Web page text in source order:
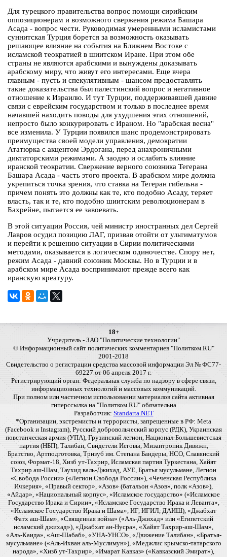
Для турецкого правительства вопрос помощи сирийским
оппозиционерам и возможного свержения режима Башара
Асада - вопрос чести. Руководимая умеренными исламистами
суннитская Турция борется за возможность оказывать
решающее влияние на события на Ближнем Востоке с
исламской теократией в шиитском Иране. При этом обе
страны не являются арабскими и вынуждены доказывать
арабскому миру, что живут его интересами. Еще вчера
главным - пусть и спекулятивным - шансом предоставлять
такие доказательства был палестинский вопрос и негативное
отношение к Израилю. И тут Турции, поддерживавшей давние
связи с еврейским государством и только в последнее время
начавшей находить поводы для ухудшения этих отношений,
непросто было конкурировать с Ираном. Но "арабская весна"
все изменила. У Турции появился шанс продемонстрировать
преимущества своей модели управления, демократии
Ататюрка с акцентом Эрдогана, перед анахроничными
диктаторскими режимами. А заодно и ослабить влияние
иранской теократии. Свержение верного союзника Тегерана
Башара Асада - часть этого проекта. В арабском мире должна
укрепиться точка зрения, что ставка на Тегеран гибельна -
причем понять это должны как те, кто подобно Асаду, теряет
власть, так и те, кто подобно шиитским революционерам в
Бахрейне, пытается ее завоевать.
В этой ситуации Россия, чей министр иностранных дел Сергей
Лавров осудил позицию ЛАГ, призвав отойти от ультиматумов
и перейти к решению ситуации в Сирии политическими
методами, оказывается в логическом одиночестве. Спору нет,
режим Асада - давний союзник Москвы. Но в Турции и в
арабском мире Асада воспринимают прежде всего как
иранскую креатуру.
18+
Учредитель - ЗАО "Политические технологии"
© Информационный сайт политических комментариев "Политком.RU"
2001-2018
Свидетельство о регистрации средства массовой информации Эл № ФС77-
69227 от 06 апреля 2017 г.
Регистрирующий орган: Федеральная служба по надзору в сфере связи,
информационных технологий и массовых коммуникаций.
При полном или частичном использовании материалов сайта активная
гиперссылка на "Политком.RU" обязательна
Разработчик: Standarta.NET
*Организации, экстремисты и террористы, запрещенные в РФ: Meta
(Facebook и Instagram), Русский добровольческий корпус (РДК), Украинская
повстанческая армия (УПА), Грузинский легион, Национал-Большевистская
партия (НБП), Талибан, Свидетели Иеговы, Мизантропик Дивижн,
Братство, Артподготовка, Тризуб им. Степана Бандеры, НСО, Славянский
союз, Формат-18, Хизб ут-Тахрир, Исламская партия Туркестана, Хайят
Тахрир аш-Шам, Таухид валь-Джихад, АУЕ, Братья мусульмане, Легион
«Свобода России» («Легион Свобода России»), «Чеченская Республика
Ичкерия», «Правый сектор», «Азов» (батальон «Азов», полк «Азов»),
«Айдар», «Национальный корпус», «Исламское государство» («Исламское
Государство Ирака и Сирии», «Исламское Государство Ирака и Леванта»,
«Исламское Государство Ирака и Шама», ИГ, ИГИЛ, ДАИШ), «Джабхат
Фатх аш-Шам», «Священная война» («Аль-Джихад» или «Египетский
исламский джихад»), «Джабхат ан-Нусра», «Хайят Тахрир-аш-Шам»,
«Аль-Каида», «Аш-Шабаб», «УНА-УНСО», «Движение Талибан», «Братья-
мусульмане» («Аль-Ихван аль-Муслимун»), «Меджлис крымско-татарского
народа», «Хизб ут-Тахрир», «Имарат Кавказ» («Кавказский Эмират»),